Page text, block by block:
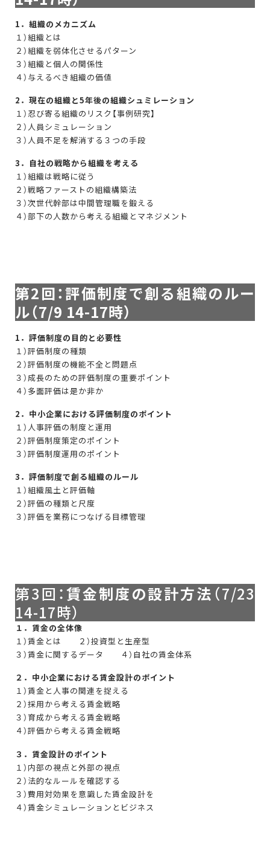
1．組織のメカニズム
１）組織とは
２）組織を弱体化させるパターン
３）組織と個人の関係性
４）与えるべき組織の価値
2．現在の組織と5年後の組織シュミレーション
１）忍び寄る組織のリスク【事例研究】
２）人員シミュレーション
３）人員不足を解消する３つの手段
3．自社の戦略から組織を考える
１）組織は戦略に従う
２）戦略ファーストの組織構築法
３）次世代幹部は中間管理職を鍛える
４）部下の人数から考える組織とマネジメント
第2回：評価制度で創る組織のルー
ル（7/9 14-17時）
1．評価制度の目的と必要性
１）評価制度の種類
２）評価制度の機能不全と問題点
３）成長のための評価制度の重要ポイント
４）多面評価は是か非か
2．中小企業における評価制度のポイント
１）人事評価の制度と運用
２）評価制度策定のポイント
３）評価制度運用のポイント
3．評価制度で創る組織のルール
１）組織風土と評価軸
２）評価の種類と尺度
３）評価を業務につなげる目標管理
第3回：賃金制度の設計方法 （7/23
14-17時）
１．賃金の全体像
１）賃金とは ２）投資型と生産型
３）賃金に関するデータ ４）自社の賃金体系
２．中小企業における賃金設計のポイント
１）賃金と人事の関連を捉える
２）採用から考える賃金戦略
３）育成から考える賃金戦略
４）評価から考える賃金戦略
３．賃金設計のポイント
１）内部の視点と外部の視点
２）法的なルールを確認する
３）費用対効果を意識した賃金設計を
４）賃金シミュレーションとビジネス